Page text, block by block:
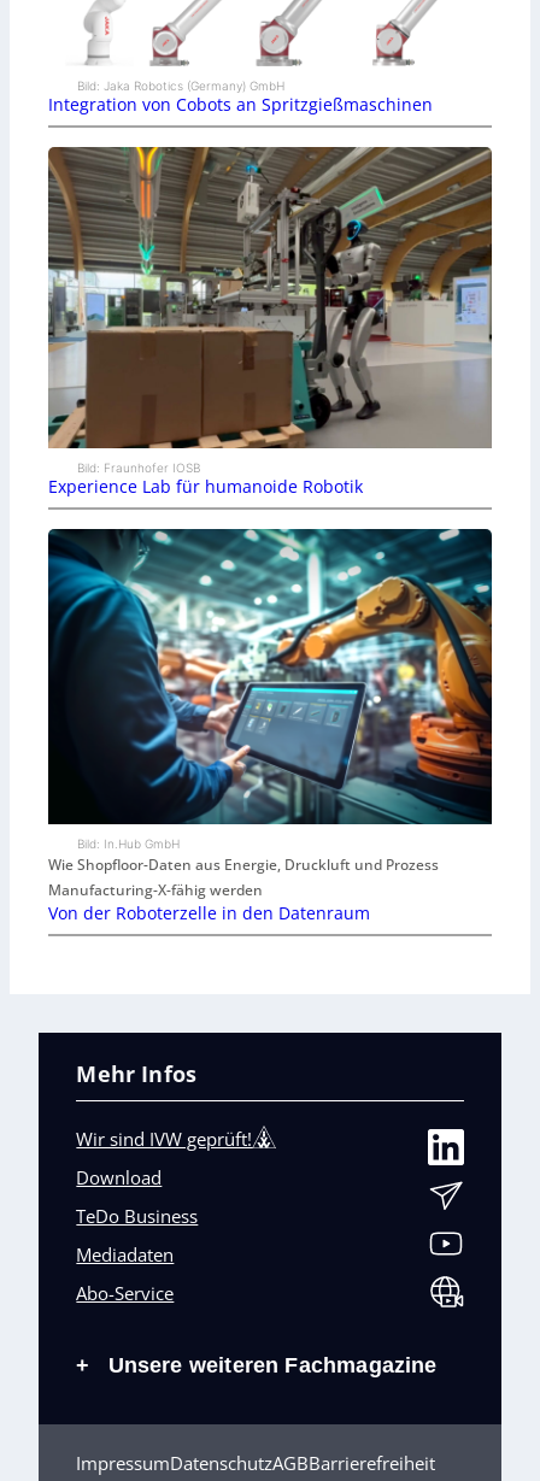
Bild: Jaka Robotics (Germany) GmbH
Integration von Cobots an Spritzgießmaschinen
Bild: Fraunhofer IOSB
Experience Lab für humanoide Robotik
Bild: In.Hub GmbH
Wie Shopfloor-Daten aus Energie, Druckluft und Prozess
Manufacturing-X-fähig werden
Von der Roboterzelle in den Datenraum
Mehr Infos
Wir sind IVW geprüft!
Download
TeDo Business
Mediadaten
Abo-Service
+ Unsere weiteren Fachmagazine
ImpressumDatenschutzAGBBarrierefreiheit